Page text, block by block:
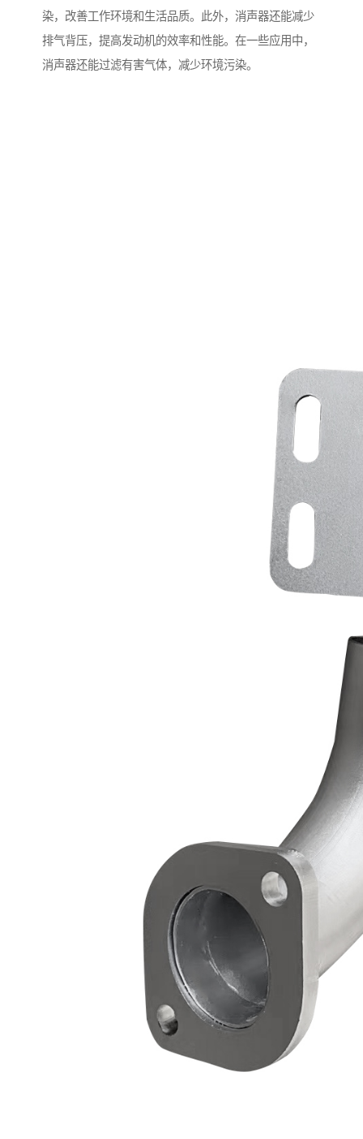
染，改善工作环境和生活品质。此外，消声器还能减少
排气背压，提高发动机的效率和性能。在一些应用中，
消声器还能过滤有害气体，减少环境污染。